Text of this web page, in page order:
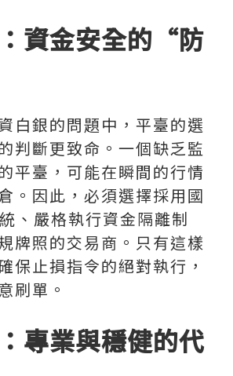
資金安全的“防
白銀的問題中，平臺的選
判斷更致命。一個缺乏監
平臺，可能在瞬間的行情
。因此，必須選擇採用國
、嚴格執行資金隔離制
牌照的交易商。只有這樣
保止損指令的絕對執行，
刷單。
專業與穩健的代